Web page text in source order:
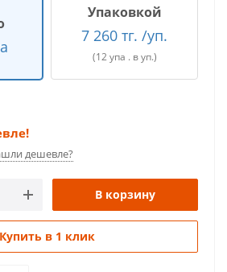
Упаковкой
7 260 тг. /уп.
(12 упа . в уп.)
дешевле?
В корзину
Купить в 1 клик